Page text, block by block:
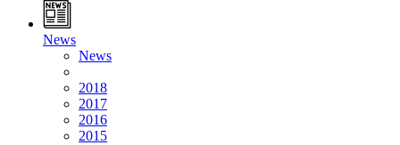
News
News
2018
2017
2016
2015